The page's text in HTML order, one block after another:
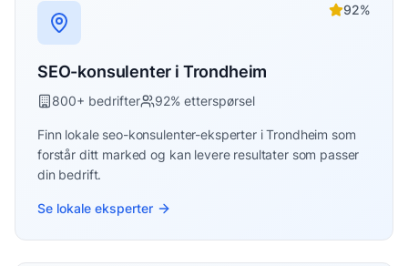
92%
SEO-konsulenter i Trondheim
800+ bedrifter 92% etterspørsel
Finn lokale seo-konsulenter-eksperter iTrondheim som
forstår ditt marked og kan levere resultater som passer
din bedrift.
Se lokale eksperter